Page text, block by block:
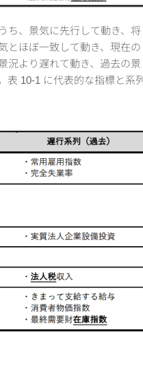
ち、景気に先⾏して動き、将
とほぼ⼀致して動き、現在の
況より遅れて動き、過去の景
表 10-1 に代表的な指標と系列